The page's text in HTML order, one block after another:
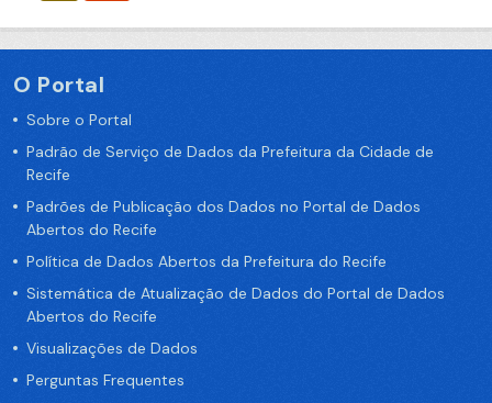
O Portal
Sobre o Portal
Padrão de Serviço de Dados da Prefeitura da Cidade de
Recife
Padrões de Publicação dos Dados no Portal de Dados
Abertos do Recife
Política de Dados Abertos da Prefeitura do Recife
Sistemática de Atualização de Dados do Portal de Dados
Abertos do Recife
Visualizações de Dados
Perguntas Frequentes